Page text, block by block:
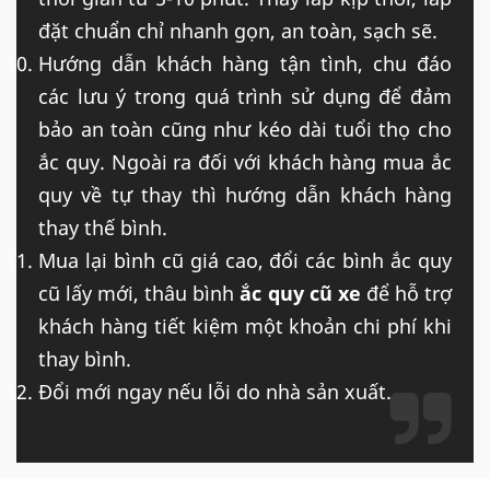
đặt chuẩn chỉ nhanh gọn, an toàn, sạch sẽ.
Hướng dẫn khách hàng tận tình, chu đáo
các lưu ý trong quá trình sử dụng để đảm
bảo an toàn cũng như kéo dài tuổi thọ cho
ắc quy. Ngoài ra đối với khách hàng mua ắc
quy về tự thay thì hướng dẫn khách hàng
thay thế bình.
Mua lại bình cũ giá cao, đổi các bình ắc quy
cũ lấy mới, thâu bìnhắc quy cũ xe để hỗ trợ
khách hàng tiết kiệm một khoản chi phí khi
thay bình.
Đổi mới ngay nếu lỗi do nhà sản xuất.